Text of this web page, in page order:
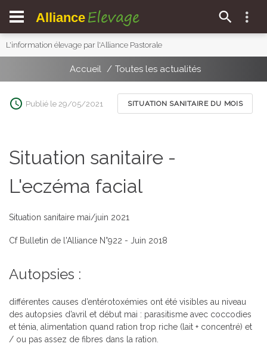
Alliance Elevage
L'information élevage par l'Alliance Pastorale
Accueil Toutes les actualités
Publié le 29/05/2021 SITUATION SANITAIRE DU MOIS
Situation sanitaire -
L'eczéma facial
Situation sanitaire mai/juin 2021
Cf Bulletin de l'Alliance N°922 - Juin 2018
Autopsies :
différentes causes d’entérotoxémies ont été visibles au niveau
des autopsies d’avril et début mai : parasitisme avec coccodies
et ténia, alimentation quand ration trop riche (lait + concentré) et
/ ou pas assez de fibres dans la ration.